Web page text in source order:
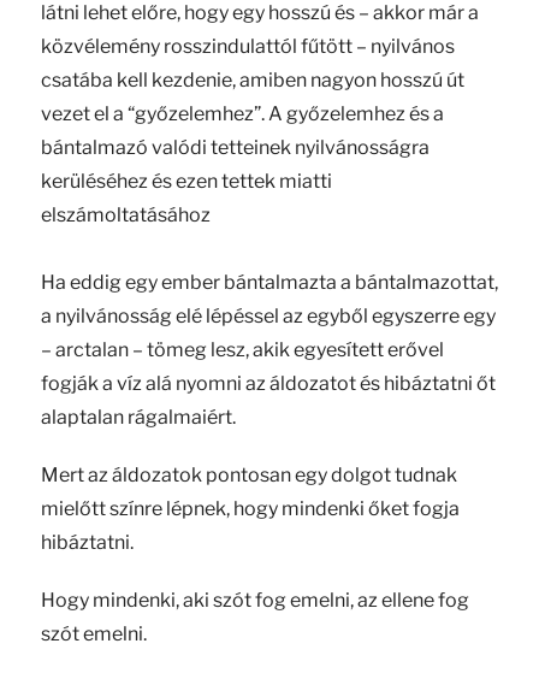
látni lehet előre, hogy egy hosszú és – akkor már a
közvélemény rosszindulattól fűtött – nyilvános
csatába kell kezdenie, amiben nagyon hosszú út
vezet el a “győzelemhez”. A győzelemhez és a
bántalmazó valódi tetteinek nyilvánosságra
kerüléséhez és ezen tettek miatti
elszámoltatásához
Ha eddig egy ember bántalmazta a bántalmazottat,
a nyilvánosság elé lépéssel az egyből egyszerre egy
– arctalan – tömeg lesz, akik egyesített erővel
fogják a víz alá nyomni az áldozatot és hibáztatni őt
alaptalan rágalmaiért.
Mert az áldozatok pontosan egy dolgot tudnak
mielőtt színre lépnek, hogy mindenki őket fogja
hibáztatni.
Hogy mindenki, aki szót fog emelni, az ellene fog
szót emelni.